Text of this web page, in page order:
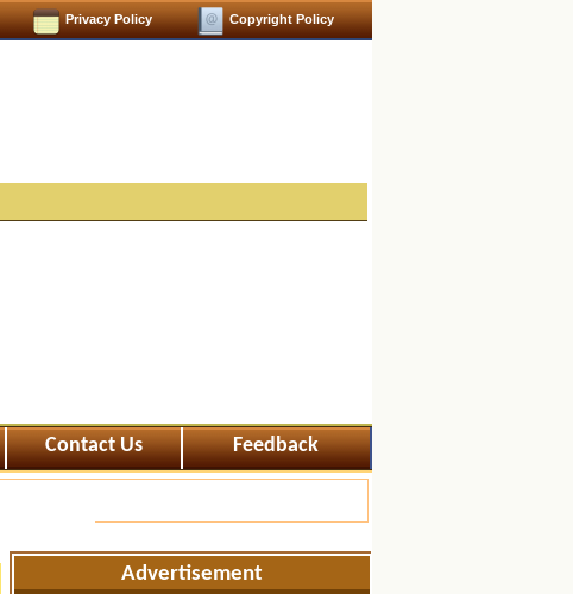
Copyright Policy
Privacy Policy
Contact Us Feedback
Advertisement